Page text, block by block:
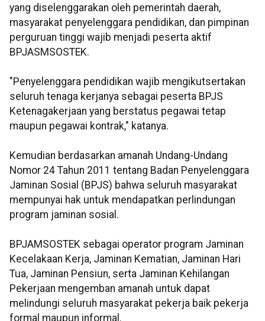
yang diselenggarakan oleh pemerintah daerah,
masyarakat penyelenggara pendidikan, dan pimpinan
perguruan tinggi wajib menjadi peserta aktif
BPJASMSOSTEK.
"Penyelenggara pendidikan wajib mengikutsertakan
seluruh tenaga kerjanya sebagai peserta BPJS
Ketenagakerjaan yang berstatus pegawai tetap
maupun pegawai kontrak," katanya.
Kemudian berdasarkan amanah Undang-Undang
Nomor 24 Tahun 2011 tentang Badan Penyelenggara
Jaminan Sosial (BPJS) bahwa seluruh masyarakat
mempunyai hak untuk mendapatkan perlindungan
program jaminan sosial.
BPJAMSOSTEK sebagai operator program Jaminan
Kecelakaan Kerja, Jaminan Kematian, Jaminan Hari
Tua, Jaminan Pensiun, serta Jaminan Kehilangan
Pekerjaan mengemban amanah untuk dapat
melindungi seluruh masyarakat pekerja baik pekerja
formal maupun informal.